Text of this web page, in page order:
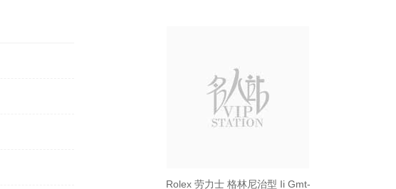
Rolex 劳力士 格林尼治型 Ii Gmt-